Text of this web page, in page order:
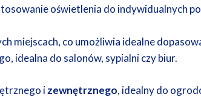
oświetlenia do indywidualnych
miejscach, co umożliwia idealne
idealna do salonów, sypialni czy biur.
izewnętrznego, idealny do